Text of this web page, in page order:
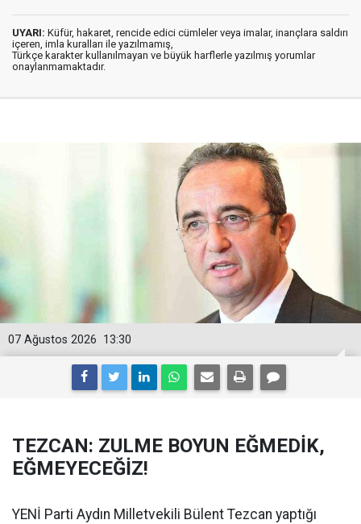
UYARI: Küfür, hakaret, rencide edici cümleler veya imalar, inançlara saldırı
içeren, imla kuralları ile yazılmamış,
Türkçe karakter kullanılmayan ve büyük harflerle yazılmış yorumlar
onaylanmamaktadır.
13:30
07 Ağustos 2026
TEZCAN: ZULME BOYUN EĞMEDİK,
EĞMEYECEĞİZ!
YENİ Parti Aydın Milletvekili Bülent Tezcan yaptığı